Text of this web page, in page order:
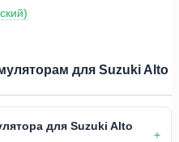
для Suzuki Alto
для Suzuki Alto